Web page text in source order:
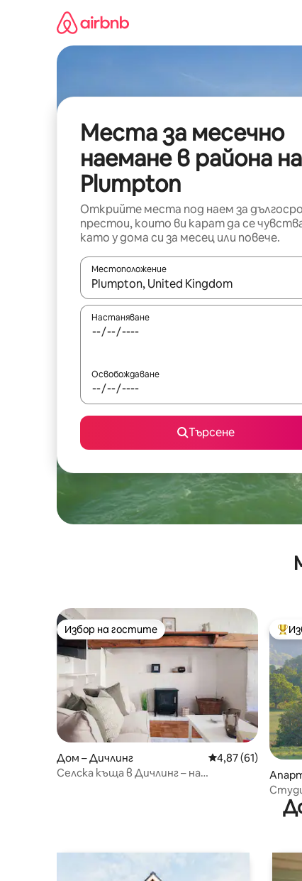
съдържанието
Места за месечно
наемане в района на
Plumpton
Открийте места под наем за
престои, които ви карат да се
като у дома си за месец или повече.
Местоположение
Когато резултатите се покажат,
Настаняване
Освобождаване
Търсене
Избор на гостите
Избор на гостите
Дом – Дичлинг Средна оценка:
4,87 (61)
Селска къща в Дичлинг – на
ast